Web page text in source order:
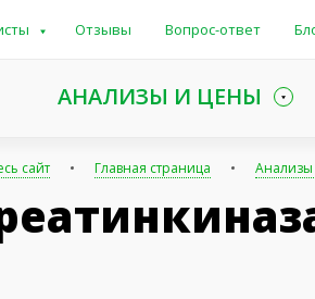
Отзывы Вопрос-ответ
АНАЛИЗЫ И ЦЕНЫ
сайт Главная страница